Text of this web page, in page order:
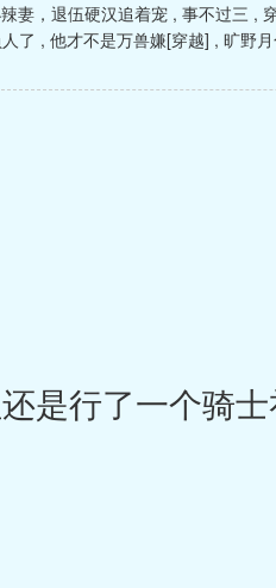
妻，退伍硬汉追着宠 , 事不过三 ,
了 , 他才不是万兽嫌[穿越] , 旷野
是行了一个骑